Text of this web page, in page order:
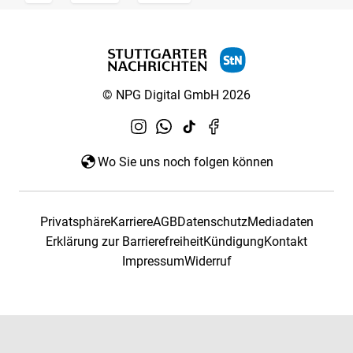
© NPG Digital GmbH 2026
Wo Sie uns noch folgen können
PrivatsphäreKarriereAGBDatenschutzMediadaten
Erklärung zur BarrierefreiheitKündigungKontakt
ImpressumWiderruf